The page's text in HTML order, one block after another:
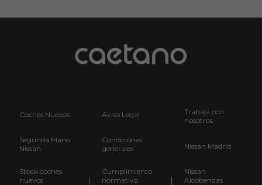
Coches Nuevos
Segunda Mano
Nissan
Stock coches
nuevos
Aviso Legal
Condiciones
generales
Cumplimiento
normativo
Trabaja con
nosotros
Nissan Madrid
Nissan
Alcobendas